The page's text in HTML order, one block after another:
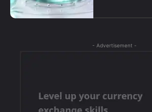
- Advertisement -